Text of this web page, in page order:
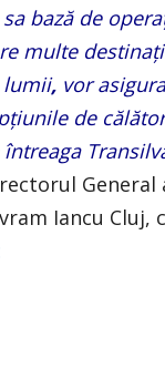
bază de
multe
lumii, vor
de
Iancu Cluj,